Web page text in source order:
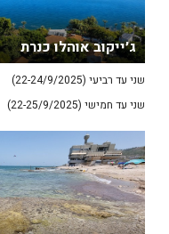
ג׳ייקוב אוהלו כנרת
שני עד רביעי (22-24/9/2025)
שני עד חמישי (22-25/9/2025)